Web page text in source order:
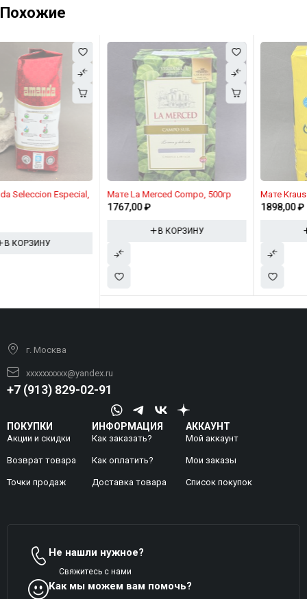
Похожие
Мате La Merced Compo, 500гр Мате Kraus Gaucho, 500 гр
г. Москва
xxxxxxxxxx@yandex.ru
+7 (913) 829-02-91
ПОКУПКИ
Акции и скидки
Возврат товара
Точки продаж
ИНФОРМАЦИЯ
Как заказать?
Как оплатить?
Доставка товара
АККАУНТ
Мой аккаунт
Mои заказы
Список покупок
Не нашли нужное?
Свяжитесь с нами
Как мы можем вам помочь?